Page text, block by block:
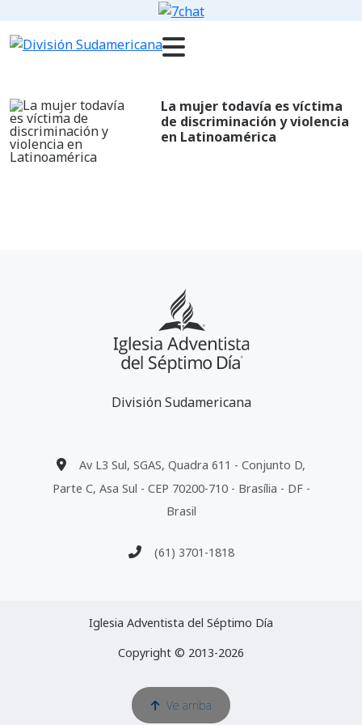
La mujer todavía es víctima
de discriminación y violencia
en Latinoamérica
División Sudamericana
Av L3 Sul, SGAS, Quadra 611 - Conjunto D,
Parte C, Asa Sul - CEP 70200-710 - Brasília - DF -
Brasil
(61) 3701-1818
Iglesia Adventista del Séptimo Día
Copyright © 2013-2026
Ve arriba